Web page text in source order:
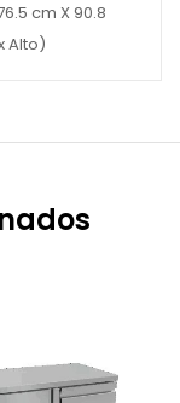
cm X 90.8
Alto)